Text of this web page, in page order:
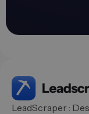
LeadScraper :